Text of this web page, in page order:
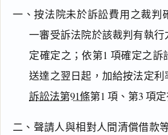
一、按法院未於訴訟費用之裁判
一審受訴法院於該裁判有執
定確定之；依第1 項確定之
送達之翌日起，加給按法定利
訴訟法第91條第1 項、第3 項
二、聲請人與相對人間清償借款